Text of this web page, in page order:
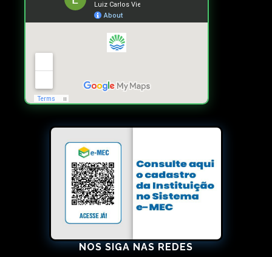
NOS SIGA NAS REDES